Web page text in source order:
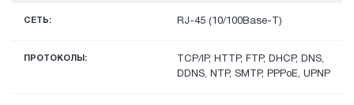
СЕТЬ: RJ-45 (10/100Base-T)
ПРОТОКОЛЫ:
TCP/IP, HTTP, FTP, DHCP, DNS,
DDNS, NTP, SMTP, PPPoE, UPNP